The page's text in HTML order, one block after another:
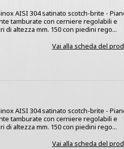
AISI 304 satinato scotch-brite -
tamburate con cerniere regolabili e
altezza mm. 150 con piedini rego...
Vai alla scheda del
AISI 304 satinato scotch-brite -
tamburate con cerniere regolabili e
altezza mm. 150 con piedini rego...
Vai alla scheda del